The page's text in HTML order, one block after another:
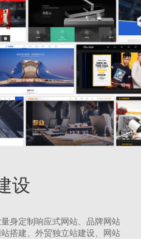
设
身定制响应式网站、品牌网站
搭建、外贸独立站建设、网站